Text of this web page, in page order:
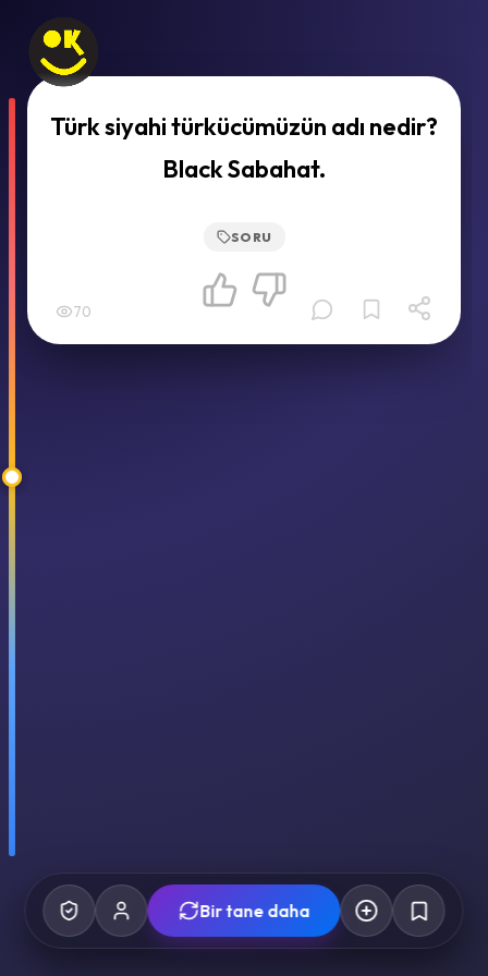
Türk siyahi türkücümüzün adı nedir?
Black Sabahat.
SORU
70
Bir tane daha